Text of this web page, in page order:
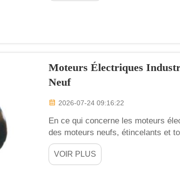
Moteurs Électriques
Neuf
2026-07-24 09:16:22
En ce qui concerne les moteurs
des moteurs neufs, étincelants et
remis à neuf, parfaitement
les deux types, ce qui simplifie le
VOIR PLUS